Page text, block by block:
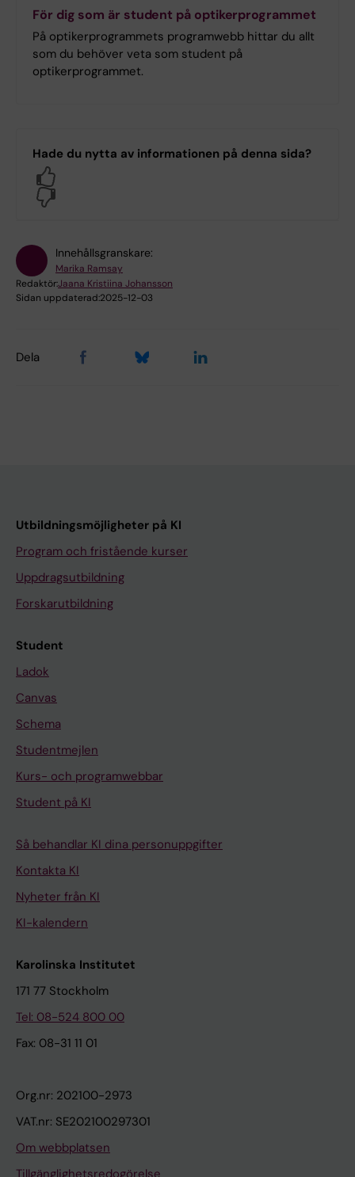
För dig som är student på optikerprogrammet
På optikerprogrammets programwebb hittar du allt
som du behöver veta som student på
optikerprogrammet.
Hade du nytta av informationen på denna sida?
Innehållsgranskare:
Marika Ramsay
Redaktör:Jaana Kristiina Johansson
Sidan uppdaterad:2025-12-03
Dela
Utbildningsmöjligheter på KI
Program och fristående kurser
Uppdragsutbildning
Forskarutbildning
Student
Ladok
Canvas
Schema
Studentmejlen
Kurs- och programwebbar
Student på KI
Så behandlar KI dina personuppgifter
Kontakta KI
Nyheter från KI
KI-kalendern
Karolinska Institutet
171 77 Stockholm
Tel: 08-524 800 00
Fax: 08-31 11 01
Org.nr: 202100-2973
VAT.nr: SE202100297301
Om webbplatsen